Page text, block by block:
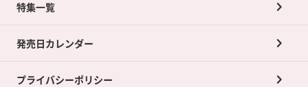
ネット買取について
買取承諾書について
ポイントカードTOP
ポイント交換景品
特集一覧
発売日カレンダー
プライバシーポリシー